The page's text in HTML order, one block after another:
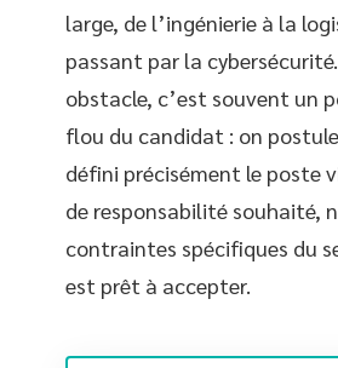
large, de l’ingénierie à la
passant par la
obstacle, c’est souvent un
flou du candidat : on
défini précisément le poste
de responsabilité souhaité,
contraintes spécifiques du
est prêt à accepter.